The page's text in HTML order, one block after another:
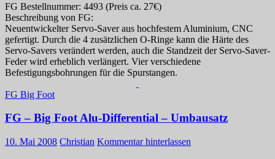
FG Bestellnummer: 4493 (Preis ca. 27€)
Beschreibung von FG:
Neuentwickelter Servo-Saver aus hochfestem Aluminium, CNC
gefertigt. Durch die 4 zusätzlichen O-Ringe kann die Härte des
Servo-Savers verändert werden, auch die Standzeit der Servo-Saver-
Feder wird erheblich verlängert. Vier verschiedene
Befestigungsbohrungen für die Spurstangen.
FG Big Foot
FG – Big Foot Alu-Differential – Umbausatz
10. Mai 2008 Christian Kommentar hinterlassen